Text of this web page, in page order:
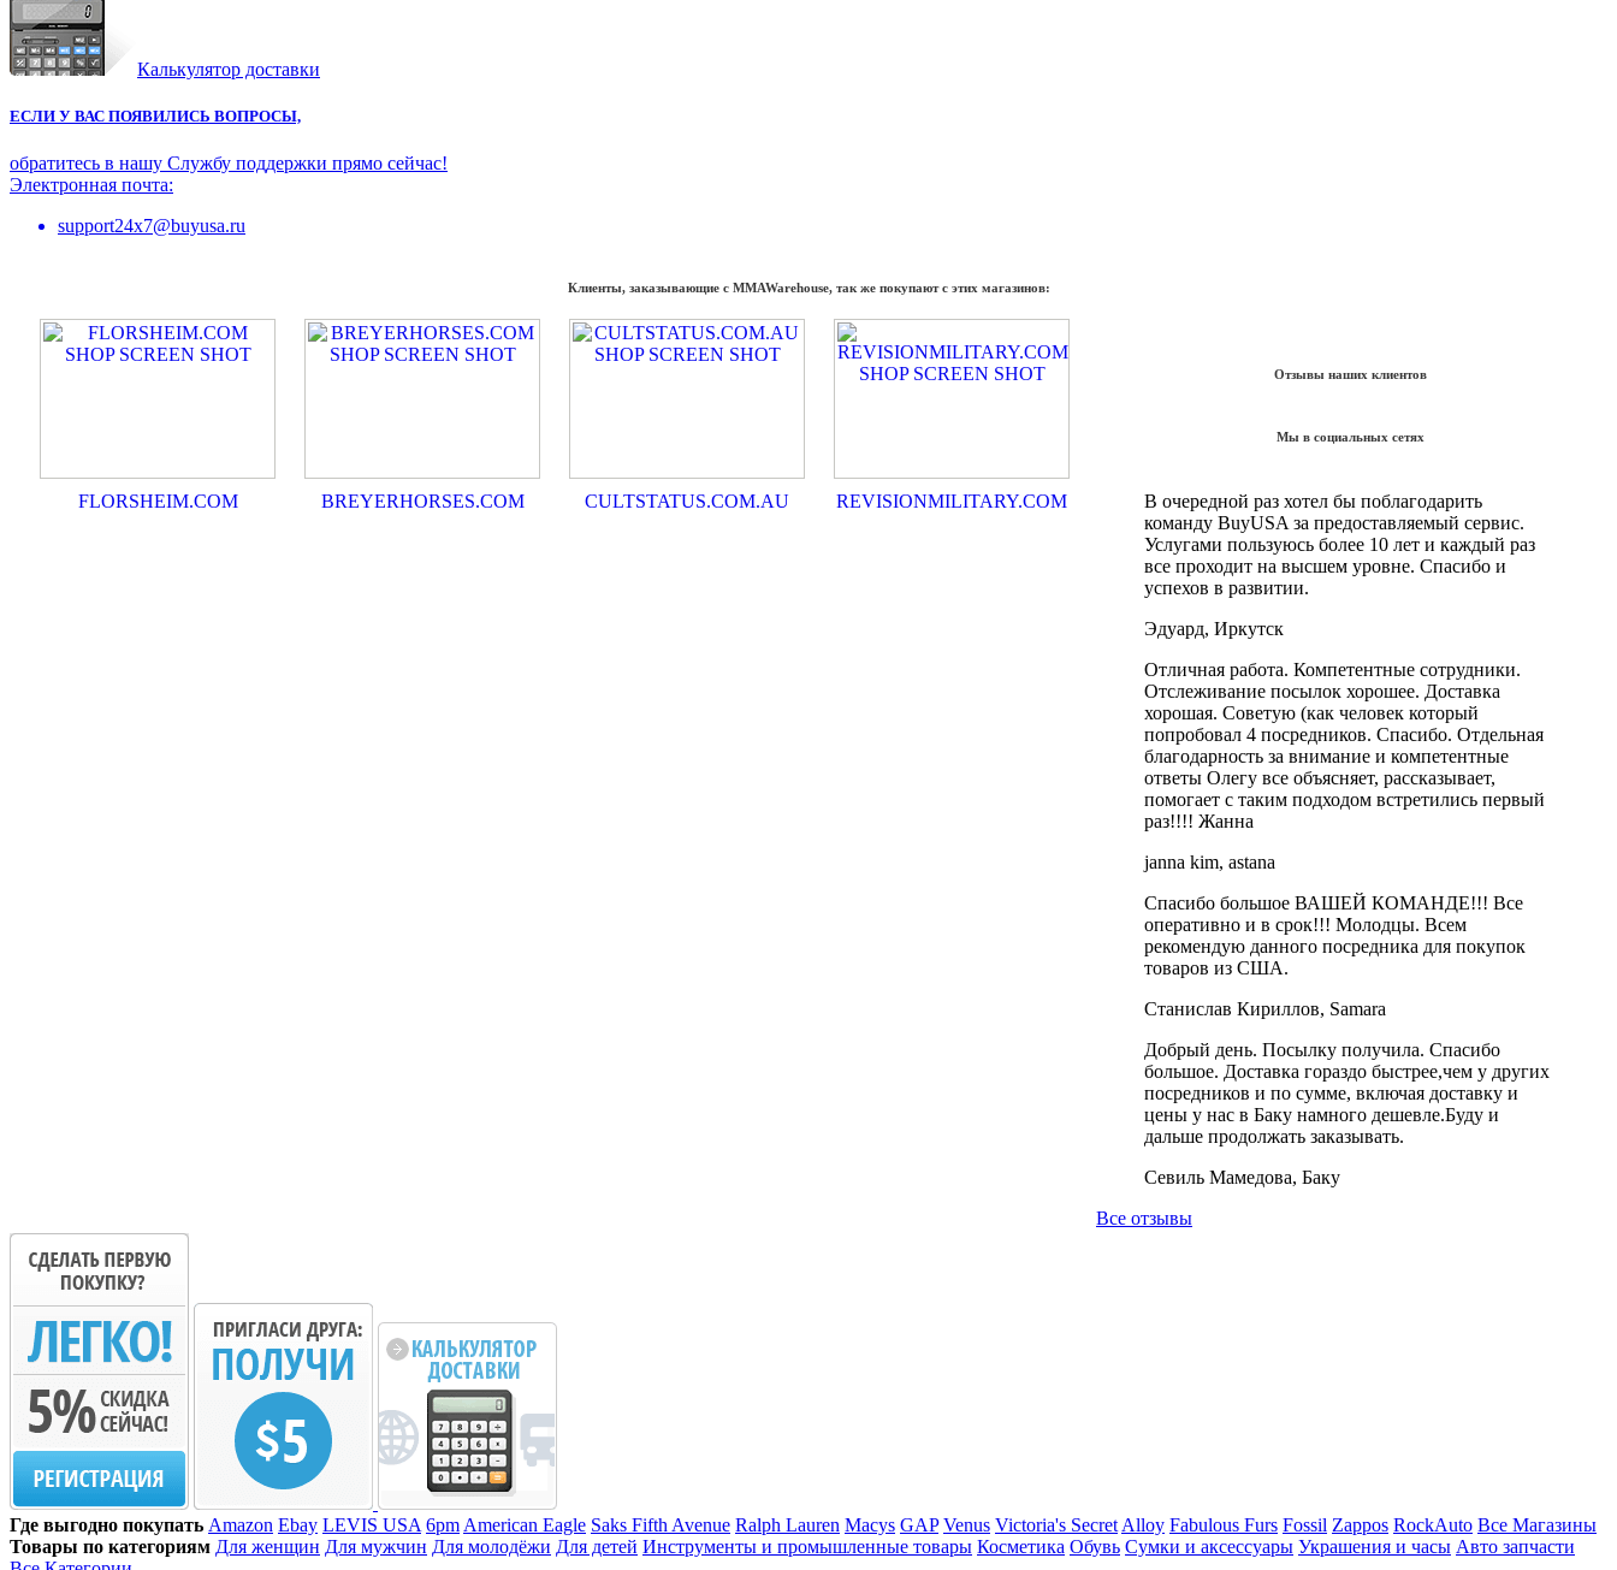
Калькулятор доставки
ЕСЛИ У ВАС ПОЯВИЛИСЬ ВОПРОСЫ,
обратитесь в нашу Службу поддержки прямо сейчас!
Электронная почта:
support24x7@buyusa.ru
Клиенты, заказывающие с MMAWarehouse, так же покупают с этих магазинов:
FLORSHEIM.COM BREYERHORSES.COM CULTSTATUS.COM.AU REVISIONMILITARY.COM
Отзывы наших клиентов
Мы в социальных сетях
В очередной раз хотел бы поблагодарить
команду BuyUSA за предоставляемый сервис.
Услугами пользуюсь более 10 лет и каждый раз
все проходит на высшем уровне. Спасибо и
успехов в развитии.
Эдуард, Иркутск
Отличная работа. Компетентные сотрудники.
Отслеживание посылок хорошее. Доставка
хорошая. Советую (как человек который
попробовал 4 посредников. Спасибо. Отдельная
благодарность за внимание и компетентные
ответы Олегу все объясняет, рассказывает,
помогает с таким подходом встретились первый
раз!!!! Жанна
janna kim, astana
Спасибо большое ВАШЕЙ КОМАНДЕ!!! Все
оперативно и в срок!!! Молодцы. Всем
рекомендую данного посредника для покупок
товаров из США.
Станислав Кириллов, Samara
Добрый день. Посылку получила. Спасибо
большое. Доставка гораздо быстрее,чем у других
посредников и по сумме, включая доставку и
цены у нас в Баку намного дешевле.Буду и
дальше продолжать заказывать.
Севиль Мамедова, Баку
Все отзывы
Где выгодно покупать Amazon Ebay LEVIS USA 6pm American Eagle Saks Fifth Avenue Ralph Lauren Macys GAP Venus Victoria's Secret Alloy Fabulous Furs Fossil Zappos RockAuto Все Магазины
Товары по категориям Для женщин Для мужчин Для молодёжи Для детей Инструменты и промышленные товары Косметика Обувь Сумки и аксессуары Украшения и часы Авто запчасти